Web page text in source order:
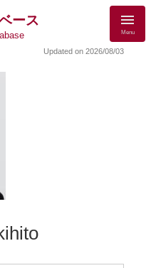
ース
Menu
Updated on 2026/08/03